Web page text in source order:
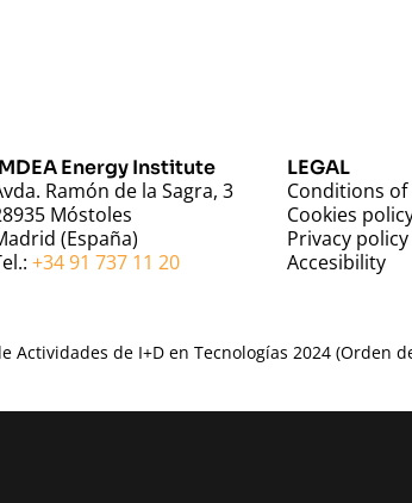
Energy Institute
Ramón de la Sagra, 3
Móstoles
(España)
+34 91 737 11 20
LEGAL
Conditions of
Cookies
Privacy policy
Accesibility
Actividades de I+D en Tecnologías 2024